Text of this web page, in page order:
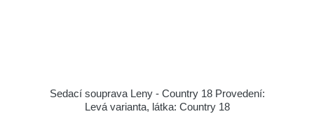
Sedací souprava Leny - Country 18 Provedení:
Levá varianta, látka: Country 18